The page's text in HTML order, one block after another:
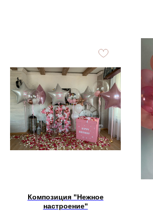
Композиция "Нежное
настроение"